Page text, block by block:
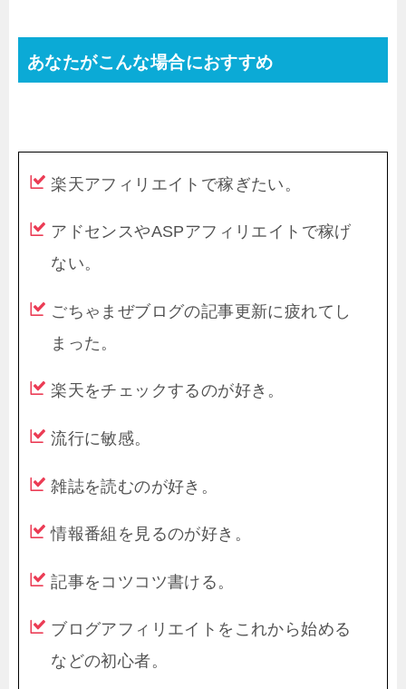
あなたがこんな場合におすすめ
楽天アフィリエイトで稼ぎたい。
アドセンスやASPアフィリエイトで稼げ
ない。
ごちゃまぜブログの記事更新に疲れてし
まった。
楽天をチェックするのが好き。
流行に敏感。
雑誌を読むのが好き。
情報番組を見るのが好き。
記事をコツコツ書ける。
ブログアフィリエイトをこれから始める
などの初心者。